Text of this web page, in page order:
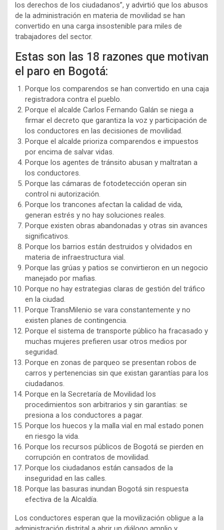
los derechos de los ciudadanos”, y advirtió que los abusos
de la administración en materia de movilidad se han
convertido en una carga insostenible para miles de
trabajadores del sector.
Estas son las 18 razones que motivan
el paro en Bogotá:
Porque los comparendos se han convertido en una caja
registradora contra el pueblo.
Porque el alcalde Carlos Fernando Galán se niega a
firmar el decreto que garantiza la voz y participación de
los conductores en las decisiones de movilidad.
Porque el alcalde prioriza comparendos e impuestos
por encima de salvar vidas.
Porque los agentes de tránsito abusan y maltratan a
los conductores.
Porque las cámaras de fotodetección operan sin
control ni autorización.
Porque los trancones afectan la calidad de vida,
generan estrés y no hay soluciones reales.
Porque existen obras abandonadas y otras sin avances
significativos.
Porque los barrios están destruidos y olvidados en
materia de infraestructura vial.
Porque las grúas y patios se convirtieron en un negocio
manejado por mafias.
Porque no hay estrategias claras de gestión del tráfico
en la ciudad.
Porque TransMilenio se vara constantemente y no
existen planes de contingencia.
Porque el sistema de transporte público ha fracasado y
muchas mujeres prefieren usar otros medios por
seguridad.
Porque en zonas de parqueo se presentan robos de
carros y pertenencias sin que existan garantías para los
ciudadanos.
Porque en la Secretaría de Movilidad los
procedimientos son arbitrarios y sin garantías: se
presiona a los conductores a pagar.
Porque los huecos y la malla vial en mal estado ponen
en riesgo la vida.
Porque los recursos públicos de Bogotá se pierden en
corrupción en contratos de movilidad.
Porque los ciudadanos están cansados de la
inseguridad en las calles.
Porque las basuras inundan Bogotá sin respuesta
efectiva de la Alcaldía.
Los conductores esperan que la movilización obligue a la